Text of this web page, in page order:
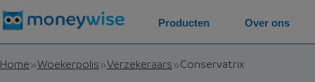
Home Woekerpolis Verzekeraars Conservatrix
Producten Over ons